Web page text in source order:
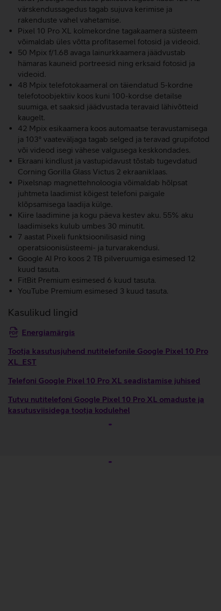
värskendussagedus tagab sujuva kerimise ja
rakenduste vahel vahetamise.
Pixel 10 Pro XL kolmekordne tagakaamera süsteem
võimaldab üles võtta profitasemel fotosid ja videoid.
50 Mpix f/1.68 avaga lainurkkaamera jäädvustab
hämaras kauneid portreesid ning erksaid fotosid ja
videoid.
48 Mpix telefotokaameral on täiendatud 5-kordne
telefotoobjektiiv koos kuni 100-kordse detailse
suumiga, et saaksid jäädvustada teravaid lähivõtteid
kaugelt.
42 Mpix esikaamera koos automaatse teravustamisega
ja 103° vaateväljaga tagab selged ja teravad grupifotod
või videod isegi vähese valgusega keskkondades.
Ekraani kindlust ja vastupidavust tõstab tugevdatud
Corning Gorilla Glass Victus 2 ekraaniklaas.
Pixelsnap magnettehnoloogia võimaldab hõlpsat
juhtmeta laadimist kõigest telefoni paigale
klõpsamisega laadija külge.
Kiire laadimine ja kogu päeva kestev aku. 55% aku
laadimiseks kulub umbes 30 minutit.
7 aastat Pixeli funktsioonilisasid ning
operatsioonisüsteemi- ja turvarakendusi.
Google AI Pro koos 2 TB pilveruumiga esimesed 12
kuud tasuta.
FitBit Premium esimesed 6 kuud tasuta.
YouTube Premium esimesed 3 kuud tasuta.
Kasulikud lingid
Energiamärgis
Tootja kasutusjuhend nutitelefonile Google Pixel 10 Pro
XL_EST
Telefoni Google Pixel 10 Pro XL seadistamise juhised
Tutvu nutitelefoni Google Pixel 10 Pro XL omaduste ja
kasutusviisidega tootja kodulehel